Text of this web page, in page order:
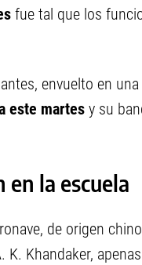
fue tal que los
envuelto en
este martes y su
en la escuela
de origen
K. Khandaker,